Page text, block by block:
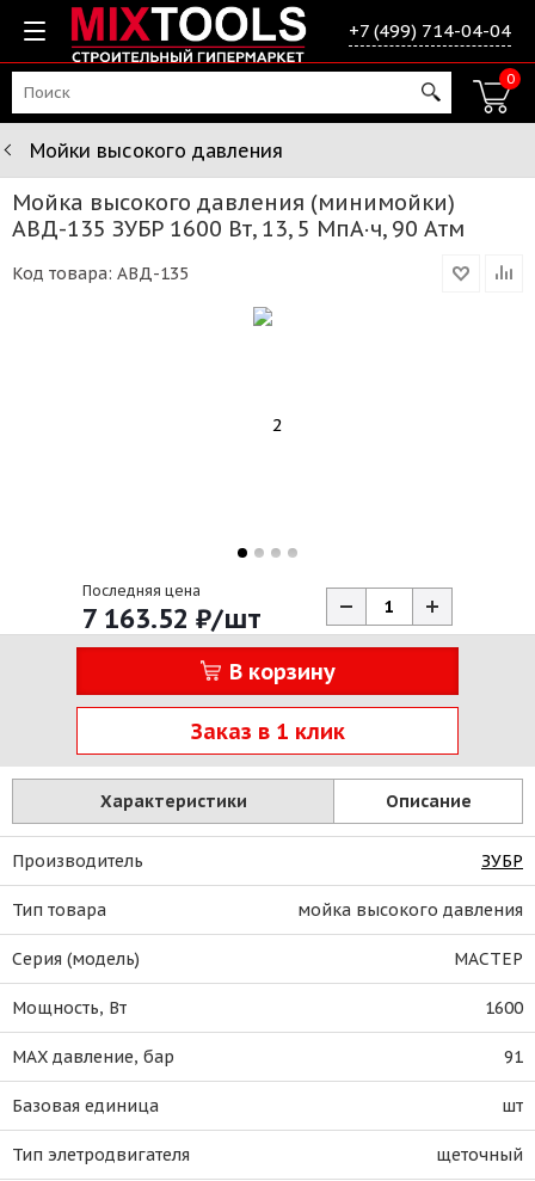
+7 (499) 714-04-04
0
Мойки высокого давления
Мойка высокого давления (минимойки)
АВД-135 ЗУБР 1600 Вт, 13, 5 МпА·ч, 90 Атм
Код товара: АВД-135
Последняя цена
7 163.52 ₽/шт
В корзину
Заказ в 1 клик
Характеристики Описание
Производитель ЗУБР
Тип товара мойка высокого давления
Серия (модель) МАСТЕР
Мощность, Вт 1600
MAX давление, бар 91
Базовая единица шт
Тип элетродвигателя щеточный